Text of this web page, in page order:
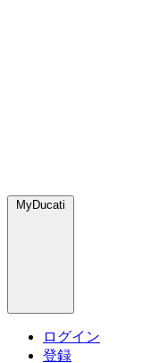
MyDucati
ログイン
登録